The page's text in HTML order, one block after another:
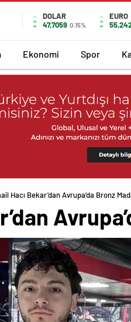
DOLAR
47,7059 0.15%
EURO
Ekonomi Spor
Hacı Bekar’dan Avrupa’da Bronz